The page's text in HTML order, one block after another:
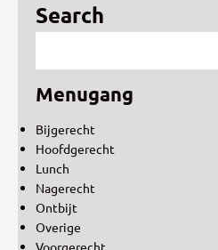
Search
Menugang
Bijgerecht
Hoofdgerecht
Lunch
Nagerecht
Ontbijt
Overige